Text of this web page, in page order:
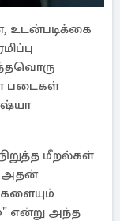
உடன்படிக்கை
படைகள்
மீறல்கள்
அதன்
என்று அந்த